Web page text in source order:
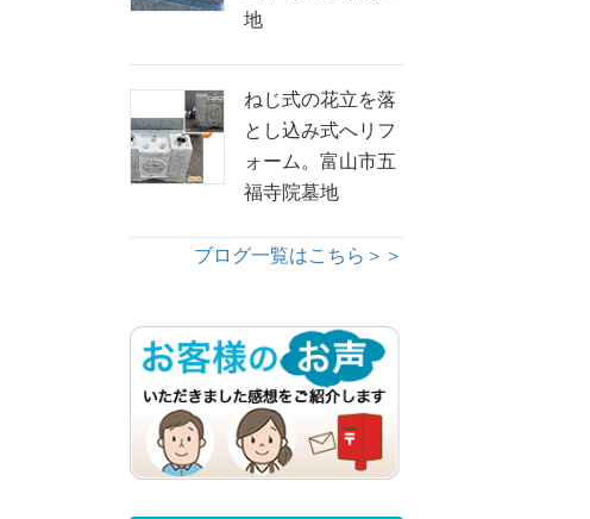
地
ねじ式の花立を落
とし込み式へリフ
ォーム。富山市五
福寺院墓地
ブログ一覧はこちら＞＞